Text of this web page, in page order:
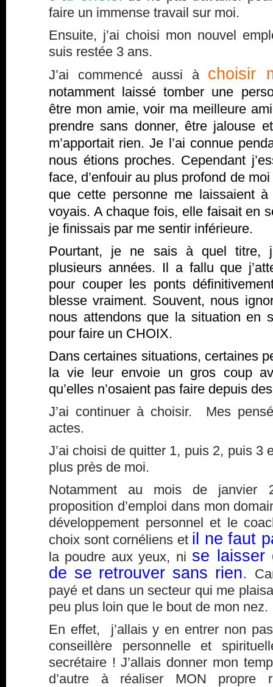
faire un immense travail sur moi.
Ensuite, j’ai choisi mon nouvel
suis restée 3 ans.
J’ai commencé aussi à choisir
notamment laissé tomber une
être mon amie, voir ma meilleure
prendre sans donner, être jalouse
m’apportait rien. Je l’ai connue
nous étions proches. Cependant
face, d’enfouir au plus profond de
que cette personne me laissaient
voyais. A chaque fois, elle faisait en
je finissais par me sentir inférieure.
Pourtant, je ne sais à quel titre,
plusieurs années. Il a fallu que
pour couper les ponts
blesse vraiment. Souvent, nous
nous attendons que la situation en
pour faire un CHOIX.
Dans certaines situations, certaines
la vie leur envoie un gros coup
qu’elles n’osaient pas faire depuis
J’ai continuer à choisir. Mes
actes.
J’ai choisi de quitter 1, puis 2, puis
plus près de moi.
Notamment au mois de janvier
proposition d’emploi dans mon
développement personnel et le
choix sont cornéliens et il ne faut
la poudre aux yeux, ni se laisser
de se retrouver sans rien.
payé et dans un secteur qui me
peu plus loin que le bout de mon nez.
En effet, j’allais y en entrer non
conseillère personnelle et
secrétaire ! J’allais donner mon
d’autre à réaliser MON propre